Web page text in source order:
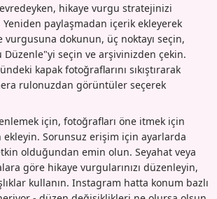
hikaye vurgu stratejinizi
Yeniden paylaşmadan içerik ekleyerek
vurgusuna dokunun, üç noktayı seçin,
Düzenle"yi seçin ve arşivinizden çekin.
kapak fotoğraflarını sıkıştırarak
rulonuzdan görüntüler seçerek
için, fotoğrafları öne itmek için
ekleyin. Sorunsuz erişim için ayarlarda
olduğundan emin olun. Seyahat veya
göre hikaye vurgularınızı düzenleyin,
kullanın. Instagram hatta konum bazlı